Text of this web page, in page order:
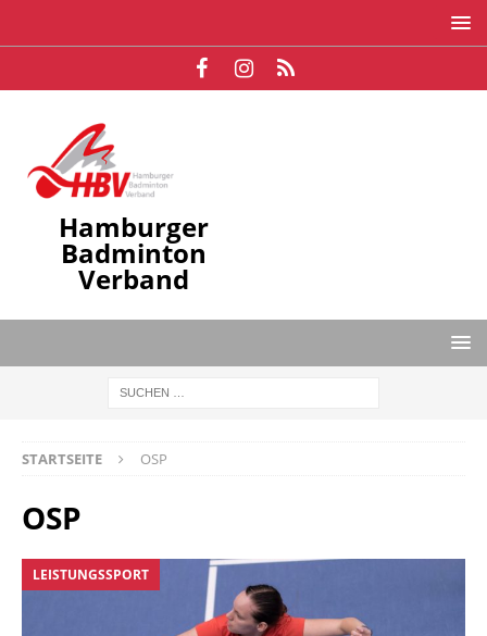
Hamburger
Badminton
Verband
STARTSEITE OSP
OSP
LEISTUNGSSPORT